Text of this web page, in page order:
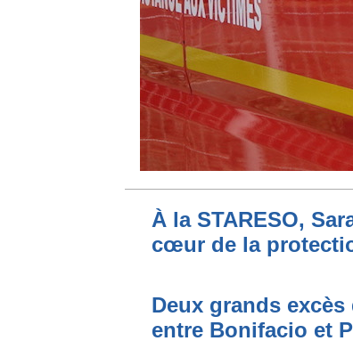
À la STARESO,
cœur de la
Deux grands
entre Bonifacio et